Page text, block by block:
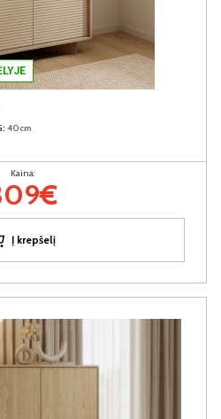
40cm
Kaina:
Į krepšelį